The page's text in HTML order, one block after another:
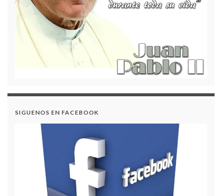
Escolares – Vigencia 2026
Acuerdo 17 – Modificación al Plan de Compras 2024
ENGLISH DAY 2023
SIGUENOS EN FACEBOOK